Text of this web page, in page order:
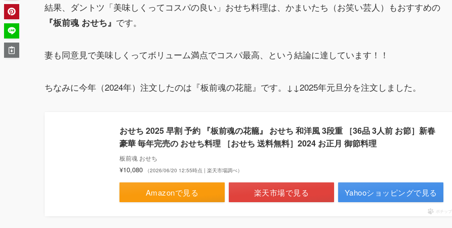
結果、ダントツ「美味しくってコスパの良い」おせち料理は、かまいたち（お笑い芸人）もおすすめの
『板前魂 おせち』 です。
妻も同意見で美味しくってボリューム満点でコスパ最高、という結論に達しています！！
ちなみに今年（2024年）注文したのは『板前魂の花籠』です。↓↓2025年元旦分を注文しました。
おせち 2025 早割 予約 『板前魂の花籠』 おせち 和洋風 3段重 ［36品 3人前 お節］新春
豪華 毎年完売の おせち料理 ［おせち 送料無料］2024 お正月 御節料理
板前魂 おせち
¥10,080 （2026/06/20 12:55時点 | 楽天市場調べ）
Amazonで見る 楽天市場で見る Yahooショッピングで見る
ポチップ